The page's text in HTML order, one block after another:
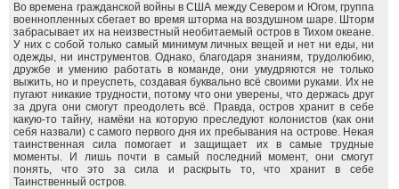
Во времена гражданской войны в США между Севером и Югом, группа
военнопленных сбегает во время шторма на воздушном шаре. Шторм
забрасывает их на неизвестный необитаемый остров в Тихом океане.
У них с собой только самый минимум личных вещей и нет ни еды, ни
одежды, ни инструментов. Однако, благодаря знаниям, трудолюбию,
дружбе и умению работать в команде, они умудряются не только
выжить, но и преуспеть, создавая буквально всё своими руками. Их не
пугают никакие трудности, потому что они уверены, что держась друг
за друга они смогут преодолеть всё. Правда, остров хранит в себе
какую-то тайну, намёки на которую преследуют колонистов (как они
себя назвали) с самого первого дня их пребывания на острове. Некая
таинственная сила помогает и защищает их в самые трудные
моменты. И лишь почти в самый последний момент, они смогут
понять, что это за сила и раскрыть то, что хранит в себе
Таинственный остров.